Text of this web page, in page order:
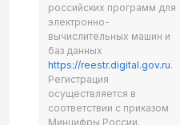
российских программ для
электронно-
вычислительных машин и
баз данных
https://reestr.digital.gov.ru.
Регистрация
осуществляется в
соответствии с приказом
Минцифры России.